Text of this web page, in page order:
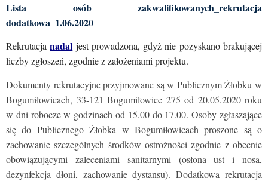
Lista osób zakwalifikowanych_rekrutacja
dodatkowa_1.06.2020
Rekrutacjanadal jest prowadzona, gdyż nie pozyskano brakującej
liczby zgłoszeń, zgodnie z założeniami projektu.
Dokumenty rekrutacyjne przyjmowane są w Publicznym Żłobku w
Bogumiłowicach, 33-121 Bogumiłowice 275 od 20.05.2020 roku
w dni robocze w godzinach od 15.00 do 17.00. Osoby zgłaszające
się do Publicznego Żłobka w Bogumiłowicach proszone są o
zachowanie szczególnych środków ostrożności zgodnie z obecnie
obowiązującymi zaleceniami sanitarnymi (osłona ust i nosa,
dezynfekcja dłoni, zachowanie dystansu). Dodatkowa rekrutacja